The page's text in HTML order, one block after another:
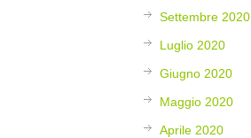
Settembre 2020
Luglio 2020
Giugno 2020
Maggio 2020
Aprile 2020